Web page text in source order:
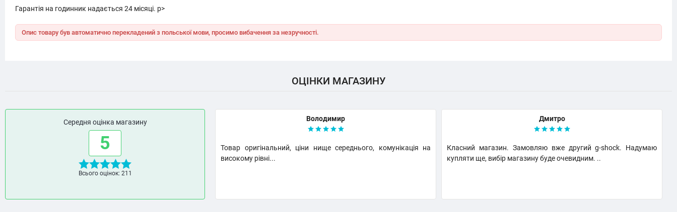
Гарантія на годинник надається 24 місяці. p>
Опис товару був автоматично перекладений з польської мови, просимо вибачення за незручності.
ОЦІНКИ МАГАЗИНУ
Середня оцінка магазину
5
Всього оцінок: 211
Володимир
Товар оригінальний, ціни нище середнього, комунікація на
високому рівні...
Дмитро
Класний магазин. Замовляю вже другий g-shock. Надумаю
купляти ще, вибір магазину буде очевидним. ..